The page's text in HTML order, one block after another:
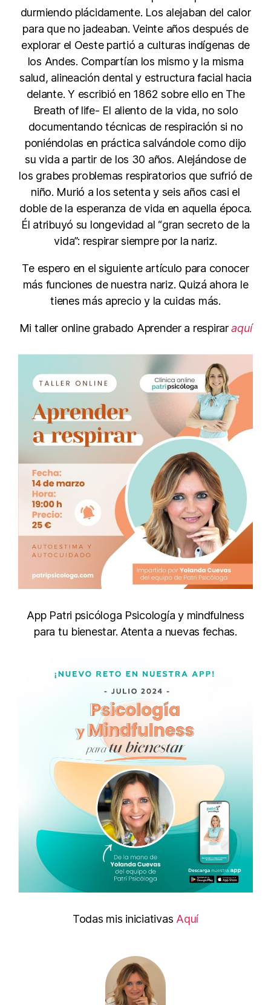
durmiendo plácidamente. Los alejaban del calor
para que no jadeaban. Veinte años después de
explorar el Oeste partió a culturas indígenas de
los Andes. Compartían los mismo y la misma
salud, alineación dental y estructura facial hacia
delante. Y escribió en 1862 sobre ello en The
Breath of life- El aliento de la vida, no solo
documentando técnicas de respiración si no
poniéndolas en práctica salvándole como dijo
su vida a partir de los 30 años. Alejándose de
los grabes problemas respiratorios que sufrió de
niño. Murió a los setenta y seis años casi el
doble de la esperanza de vida en aquella época.
Él atribuyó su longevidad al “gran secreto de la
vida”: respirar siempre por la nariz.
Te espero en el siguiente artículo para conocer
más funciones de nuestra nariz. Quizá ahora le
tienes más aprecio y la cuidas más.
Mi taller online grabado Aprender a respiraraquí
App Patri psicóloga Psicología y mindfulness
para tu bienestar. Atenta a nuevas fechas.
Todas mis iniciativas Aquí